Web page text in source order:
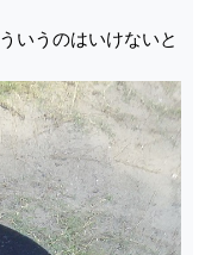
いうのはいけないと